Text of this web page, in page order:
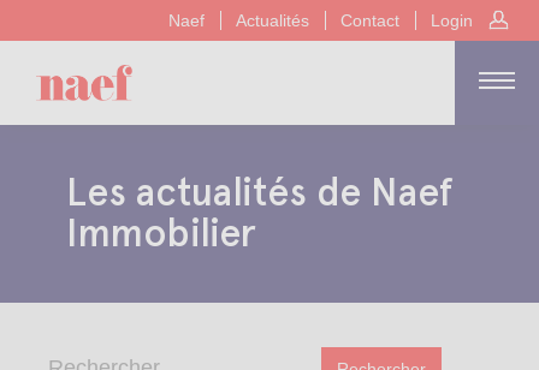
Naef Actualités Contact Login
Les actualités de Naef
Immobilier